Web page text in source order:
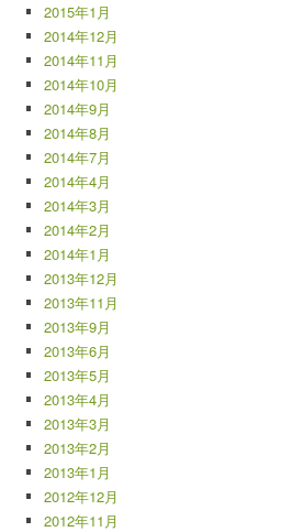
2015年1月
2014年12月
2014年11月
2014年10月
2014年9月
2014年8月
2014年7月
2014年4月
2014年3月
2014年2月
2014年1月
2013年12月
2013年11月
2013年9月
2013年6月
2013年5月
2013年4月
2013年3月
2013年2月
2013年1月
2012年12月
2012年11月